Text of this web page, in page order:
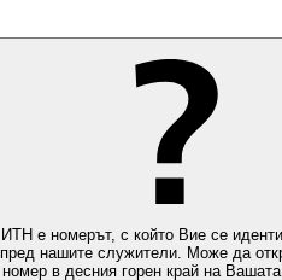
ИТН е номерът, с който Вие се
пред нашите служители. Може да
номер в десния горен край на